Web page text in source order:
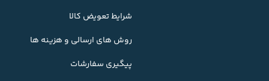
شرایط تعویض کالا
روش های ارسالی و هزینه ها
پیگیری سفارشات